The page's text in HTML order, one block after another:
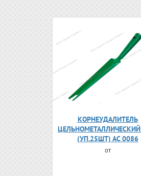
КОРНЕУДАЛИТЕЛЬ
(УП.25ШТ) АС 0086
от